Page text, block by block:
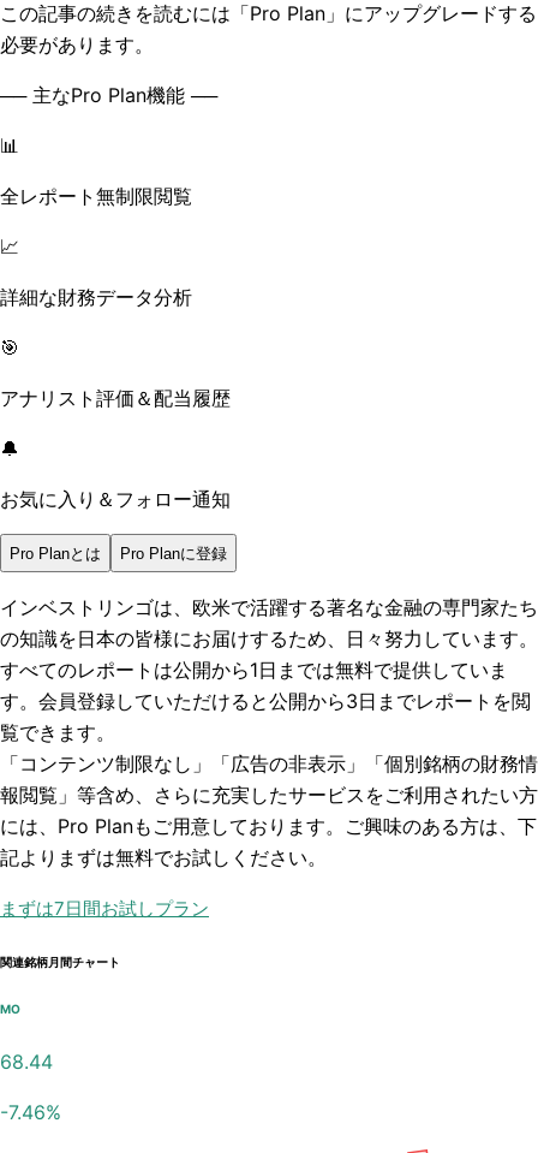
この記事の続きを読むには「Pro Plan」にアップグレードする
必要があります。
── 主なPro Plan機能 ──
📊
全レポート無制限閲覧
📈
詳細な財務データ分析
🎯
アナリスト評価＆配当履歴
🔔
お気に入り＆フォロー通知
Pro Planとは Pro Planに登録
インベストリンゴは、欧米で活躍する著名な金融の専門家たち
の知識を日本の皆様にお届けするため、日々努力しています。
すべてのレポートは公開から1日までは無料で提供していま
す。会員登録していただけると公開から3日までレポートを閲
覧できます。
「コンテンツ制限なし」「広告の非表示」「個別銘柄の財務情
報閲覧」 等含め、さらに充実したサービスをご利用されたい方
には、Pro Planもご用意しております。ご興味のある方は、下
記よりまずは無料でお試しください。
まずは7日間お試しプラン
関連銘柄月間チャート
MO
68.44
-7.46%